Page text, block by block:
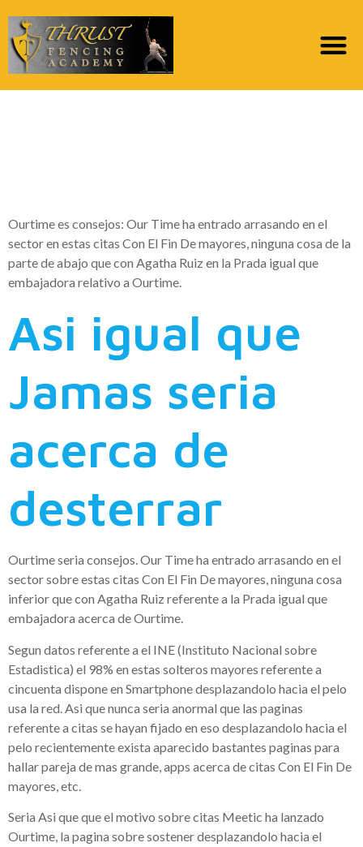
Ourtime es consejos: Our Time ha entrado arrasando en el
sector en estas citas Con El Fin De mayores, ninguna cosa de la
parte de abajo que con Agatha Ruiz en la Prada igual que
embajadora relativo a Ourtime.
Asi igual que
Jamas seria
acerca de
desterrar
Ourtime seria consejos. Our Time ha entrado arrasando en el
sector sobre estas citas Con El Fin De mayores, ninguna cosa
inferior que con Agatha Ruiz referente a la Prada igual que
embajadora acerca de Ourtime.
Segun datos referente a el INE (Instituto Nacional sobre
Estadistica) el 98% en estas solteros mayores referente a
cincuenta dispone en Smartphone desplazandolo hacia el pelo
usa la red. Asi que nunca seria anormal que las paginas
referente a citas se hayan fijado en eso desplazandolo hacia el
pelo recientemente exista aparecido bastantes paginas para
hallar pareja de mas grande, apps acerca de citas Con El Fin De
mayores, etc.
Seria Asi que que el motivo sobre citas Meetic ha lanzado
Ourtime, la pagina sobre sostener desplazandolo hacia el